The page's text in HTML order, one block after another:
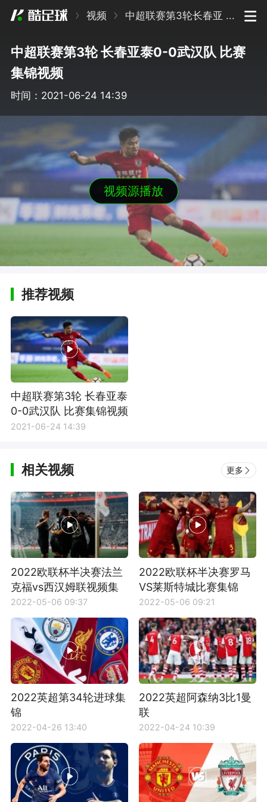
视频 中超联赛第3轮长春亚 ...
中超联赛第3轮 长春亚泰0-0武汉队 比赛
集锦视频
时间：2021-06-24 14:39
视频源播放
推荐视频
中超联赛第3轮 长春亚泰
0-0武汉队 比赛集锦视频
2021-06-24 14:39
相关视频 更多
2022欧联杯半决赛法兰
克福vs西汉姆联视频集
锦
2022-05-06 09:37
2022欧联杯半决赛罗马
VS莱斯特城比赛集锦
2022-05-06 09:21
2022英超第34轮进球集
锦
2022-04-26 13:40
2022英超阿森纳3比1曼
联
2022-04-24 10:39